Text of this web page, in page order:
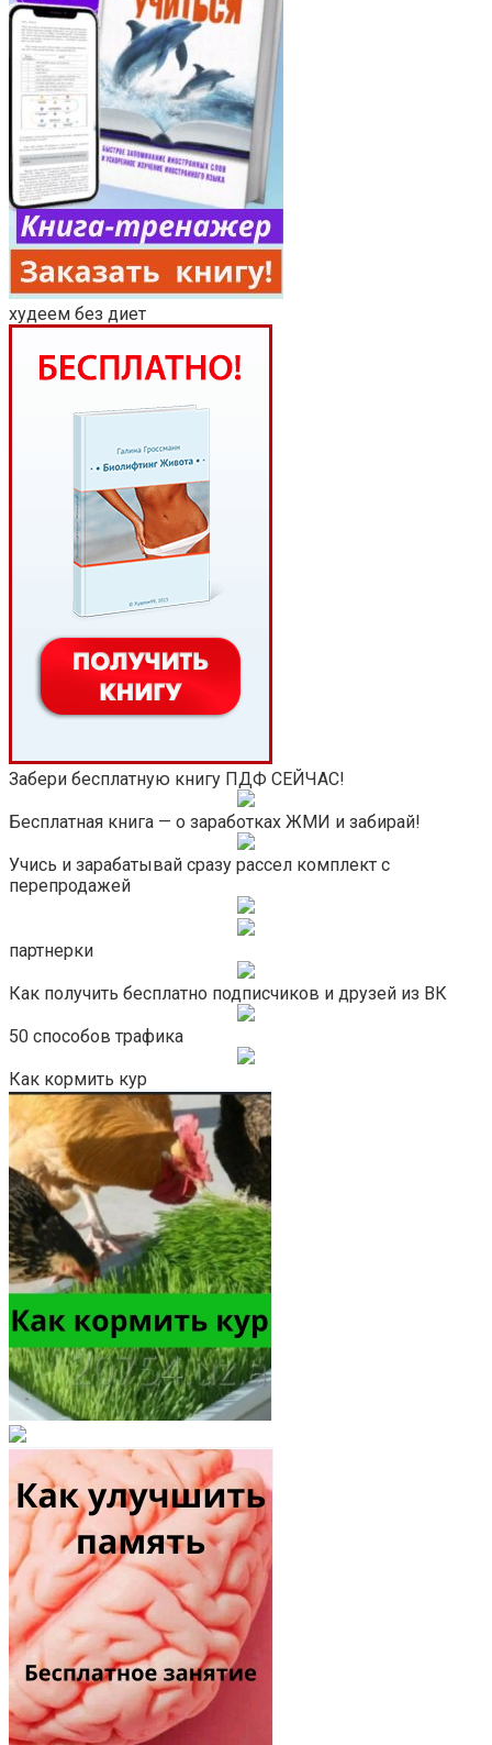
худеем без диет
Забери бесплатную книгу ПДФ СЕЙЧАС!
Бесплатная книга — о заработках ЖМИ и забирай!
Учись и зарабатывай сразу рассел комплект с
перепродажей
партнерки
Как получить бесплатно подписчиков и друзей из ВК
50 способов трафика
Как кормить кур